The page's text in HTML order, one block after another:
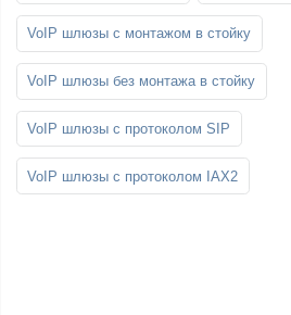
VoIP шлюзы с монтажом в стойку
VoIP шлюзы без монтажа в стойку
VoIP шлюзы с протоколом SIP
VoIP шлюзы с протоколом IAX2